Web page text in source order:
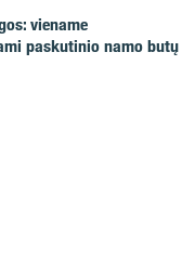
viename
paskutinio namo butų